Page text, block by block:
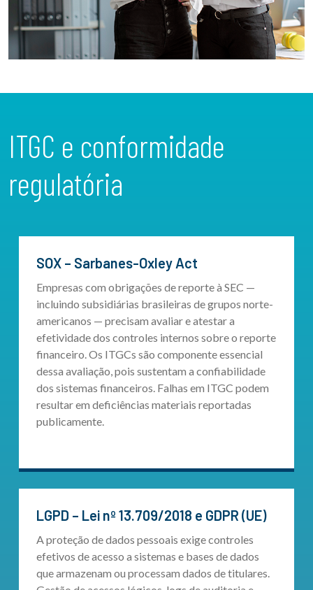
ITGC e conformidade
regulatória
SOX – Sarbanes-Oxley Act
Empresas com obrigações de reporte à SEC —
incluindo subsidiárias brasileiras de grupos norte-
americanos — precisam avaliar e atestar a
efetividade dos controles internos sobre o reporte
financeiro. Os ITGCs são componente essencial
dessa avaliação, pois sustentam a confiabilidade
dos sistemas financeiros. Falhas em ITGC podem
resultar em deficiências materiais reportadas
publicamente.
LGPD – Lei nº 13.709/2018 e GDPR (UE)
A proteção de dados pessoais exige controles
efetivos de acesso a sistemas e bases de dados
que armazenam ou processam dados de titulares.